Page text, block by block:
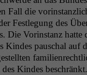
Fall die
Fes­tle­gung des
Die Vorin­stanz
Kindes pauschal auf
Kindes